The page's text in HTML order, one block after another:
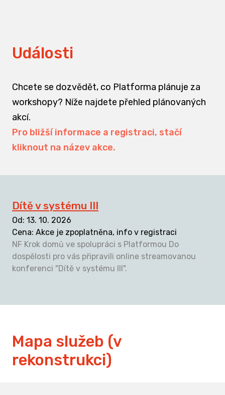
Události
Chcete se dozvědět, co Platforma plánuje za
workshopy? Níže najdete přehled plánovaných
akcí.
Pro bližší informace a registraci, stačí
kliknout na název akce.
Dítě v systému III
Od: 13. 10. 2026
Cena: Akce je zpoplatněna, info v registraci
NF Krok domů ve spolupráci s Platformou Do
dospělosti pro vás připravili online streamovanou
konferenci "Dítě v systému III".
Mapa služeb (v
rekonstrukci)